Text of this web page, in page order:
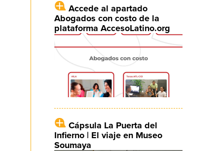
Accede al apartado
Abogados con costo de la
plataforma AccesoLatino.org
Cápsula La Puerta del
Infierno | El viaje en Museo
Soumaya